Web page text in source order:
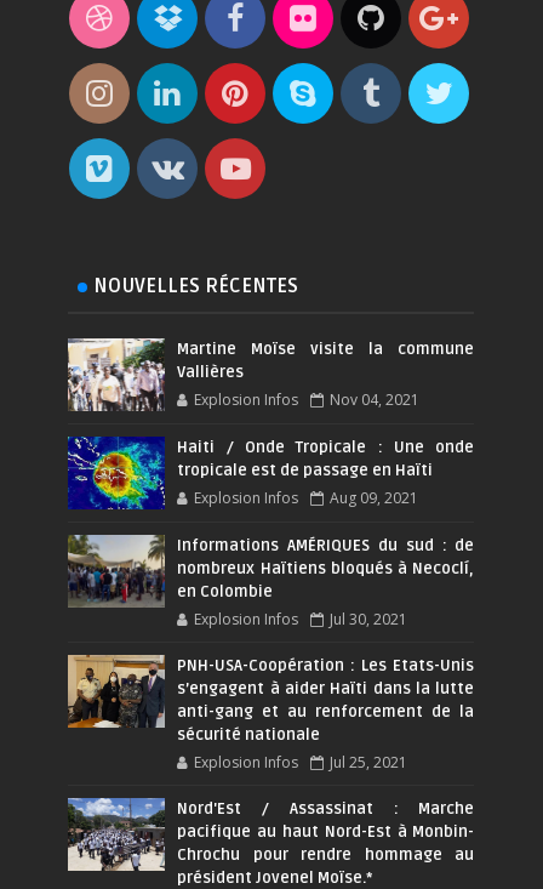
NOUVELLES RÉCENTES
Martine Moïse visite la commune
Vallières
Explosion Infos Nov 04, 2021
Haiti / Onde Tropicale : Une onde
tropicale est de passage en Haïti
Explosion Infos Aug 09, 2021
Informations AMÉRIQUES du sud : de
nombreux Haïtiens bloqués à Necoclí,
en Colombie
Explosion Infos Jul 30, 2021
PNH-USA-Coopération : Les Etats-Unis
s’engagent à aider Haïti dans la lutte
anti-gang et au renforcement de la
sécurité nationale
Explosion Infos Jul 25, 2021
Nord'Est / Assassinat : Marche
pacifique au haut Nord-Est à Monbin-
Chrochu pour rendre hommage au
président Jovenel Moïse.*